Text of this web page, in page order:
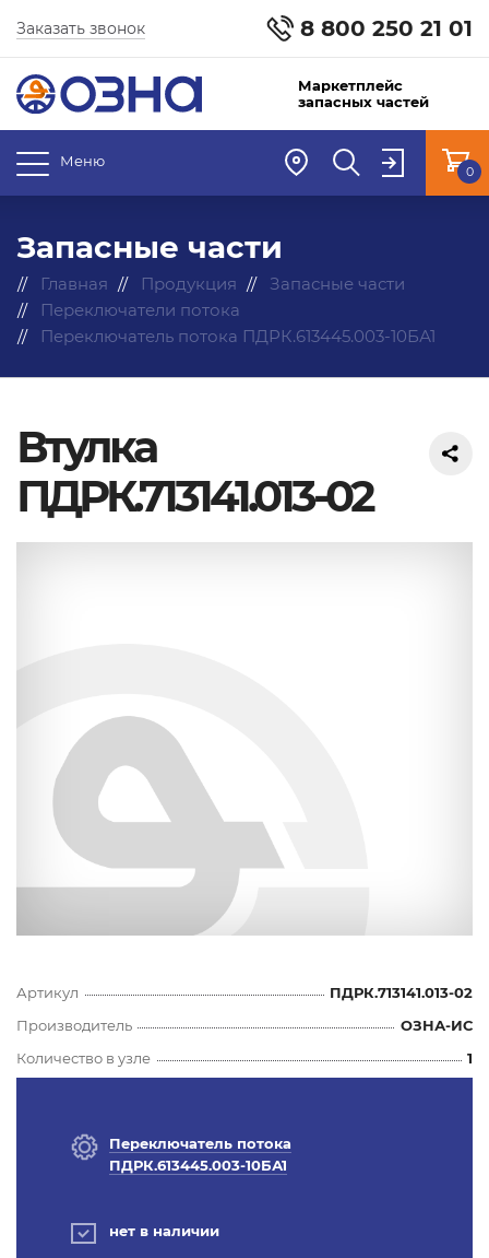
8 800 250 21 01
Заказать звонок
Маркетплейс
запасных частей
Меню
0
Запасные части
Главная Продукция
Запасные части
Переключатели потока
Переключатель потока ПДРК.613445.003-10БА1
Втулка
ПДРК.713141.013-02
Артикул
ПДРК.713141.013-02
Производитель
ОЗНА-ИС
Количество в узле
1
Переключатель потока
ПДРК.613445.003-10БА1
нет в наличии